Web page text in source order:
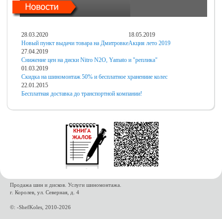
28.03.2020
Новый пункт выдачи товара на Дмитровке
18.05.2019
Акция лето 2019
27.04.2019
Снижение цен на диски Nitro N2O, Yamato и "реплика"
01.03.2019
Скидка на шиномонтаж 50% и бесплатное хранениие колес
22.01.2015
Бесплатная доставка до транспортной компании!
Продажа шин и дисков. Услуги шиномонтажа.
г. Королев, ул. Северная, д. 4
©: -ShefKoles, 2010-2026